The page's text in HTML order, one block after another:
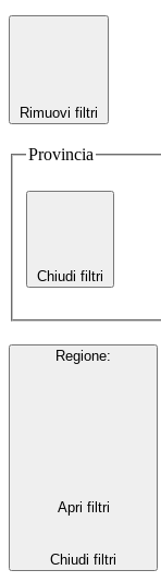
Rimuovi filtri
Provincia
Chiudi filtri
Regione:
Apri filtri
Chiudi filtri